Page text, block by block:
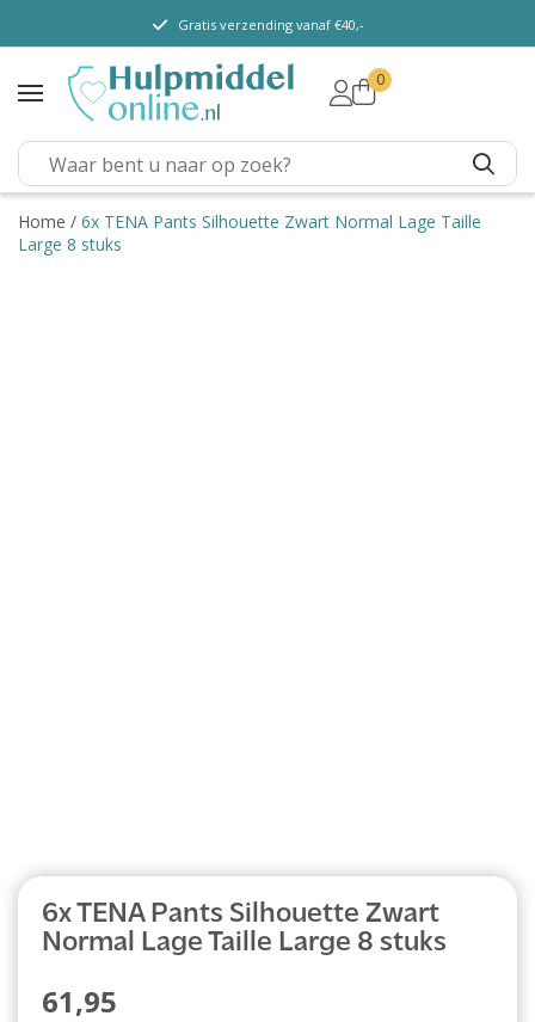
TENA Lady
TENA Men
TENA Pants (m/v)
TENA Flex
TENA Slip
Gratis verzending vanaf €40,-
0
Home / 6x TENA Pants Silhouette Zwart Normal Lage Taille
Large 8 stuks
6x TENA Pants Silhouette Zwart
Normal Lage Taille Large 8 stuks
61,95